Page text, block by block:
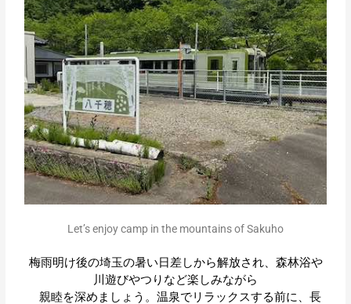
Let’s enjoy camp in the mountains of Sakuho
梅雨明け後の埼玉の暑い日差しから解放され、森林浴や
川遊びやつりなど楽しみながら
親睦を深めましょう。温泉でリラックスする前に、長